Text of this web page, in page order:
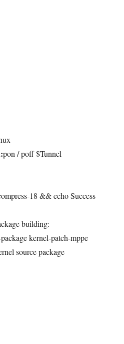
pon / poff $Tunnel
18 && echo Success
building:
kernel-patch-mppe
source package